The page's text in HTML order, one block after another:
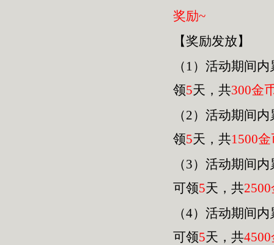
奖励~
【奖励发放】
（1）活动期间
领5天，共300金
（2）活动期间
领5天，共1500金
（3）活动期间
可领5天，共2500
（4）活动期间
可领5天，共4500